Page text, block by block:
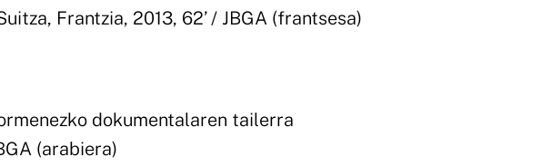
Frantzia, 2013, 62’ / JBGA (frantsesa)
dokumentalaren tailerra
(arabiera)